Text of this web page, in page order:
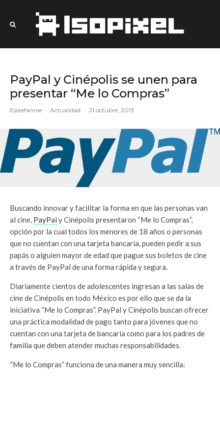
PayPal y Cinépolis se unen para
presentar “Me lo Compras”
Esstefannie · Actualidad · 21 octubre, 2013
Buscando innovar y facilitar la forma en que las personas van
al cine, PayPal y Cinépolis presentaron “Me lo Compras”,
opción por la cual todos los menores de 18 años o personas
que no cuentan con una tarjeta bancaria, pueden pedir a sus
papás o alguien mayor de edad que pague sus boletos de cine
a través de PayPal de una forma rápida y segura.
Diariamente cientos de adolescentes ingresan a las salas de
cine de Cinépolis en todo México es por ello que se da la
iniciativa “Me lo Compras”. PayPal y Cinépolis buscan ofrecer
una práctica modalidad de pago tanto para jóvenes que no
cuentan con una tarjeta de bancaria como para los padres de
familia que deben atender muchas responsabilidades.
“Me lo Compras” funciona de una manera muy sencilla: